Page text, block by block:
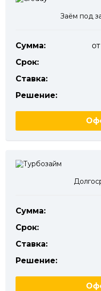
Заём под
Сумма:
Срок:
Ставка:
Решение:
Сумма:
Срок:
Ставка:
Решение: